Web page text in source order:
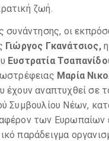
ζωή.
συνάντησης, οι
Γιώργος Γκανάτσιος,η
Ευστρατία
Μαρία
αναπτυχθεί σε
Συμβουλίου Νέων,
των Ευρωπαίων
παράδειγμα